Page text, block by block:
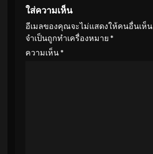
ใส่ความเห็น
อีเมลของคุณจะไม่แสดงให้คนอื่นเห็น
จำเป็นถูกทำเครื่องหมาย *
ความเห็น*